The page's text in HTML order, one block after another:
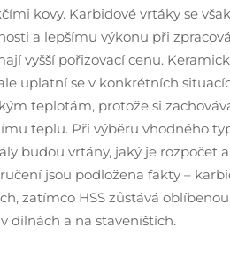
kovy. Karbidové vrtáky se
a lepšímu výkonu při
vyšší pořizovací cenu.
uplatní se v konkrétních
teplotám, protože si
teplu. Při výběru vhodného
budou vrtány, jaký je rozpočet
jsou podložena fakty –
zatímco HSS zůstává
dílnách a na staveništích.